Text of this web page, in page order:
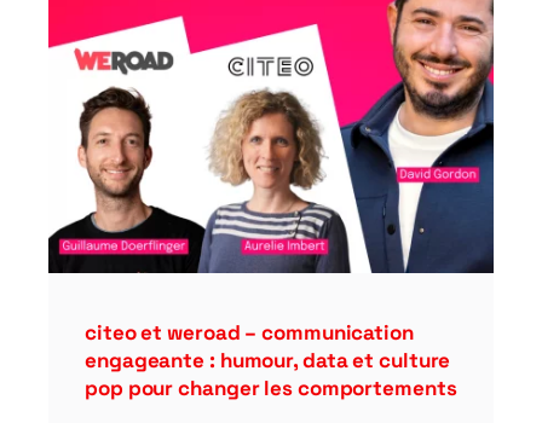
citeo et weroad – communication
engageante : humour, data et culture
pop pour changer les comportements